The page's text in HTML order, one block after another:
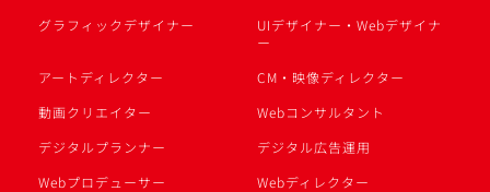
グラフィックデザイナー
UIデザイナー・Webデザイナ
ー
アートディレクター
CM・映像ディレクター
動画クリエイター
Webコンサルタント
デジタルプランナー
デジタル広告運用
Webプロデューサー
Webディレクター